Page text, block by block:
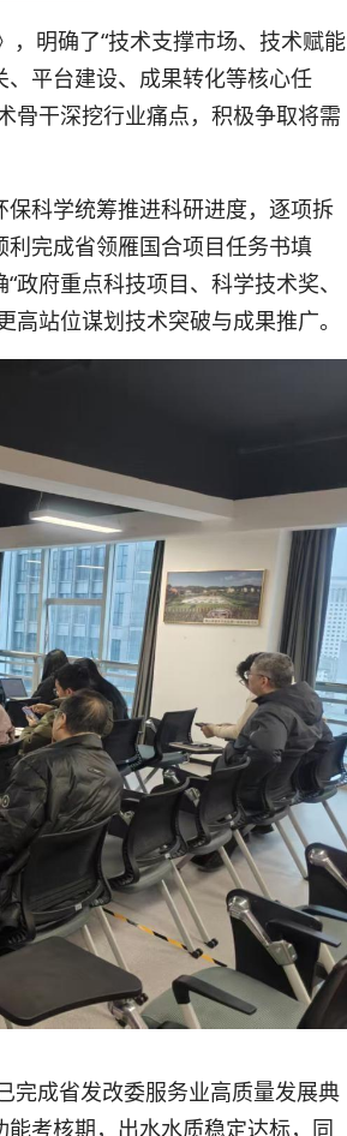
明确了“技术支撑市场、技术赋能
、平台建设、成果转化等核心任
骨干深挖行业痛点，积极争取将需
科学统筹推进科研进度，逐项拆
完成省领雁国合项目任务书填
府重点科技项目、科学技术奖、
站位谋划技术突破与成果推广。
完成省发改委服务业高质量发展典
考核期，出水水质稳定达标，同